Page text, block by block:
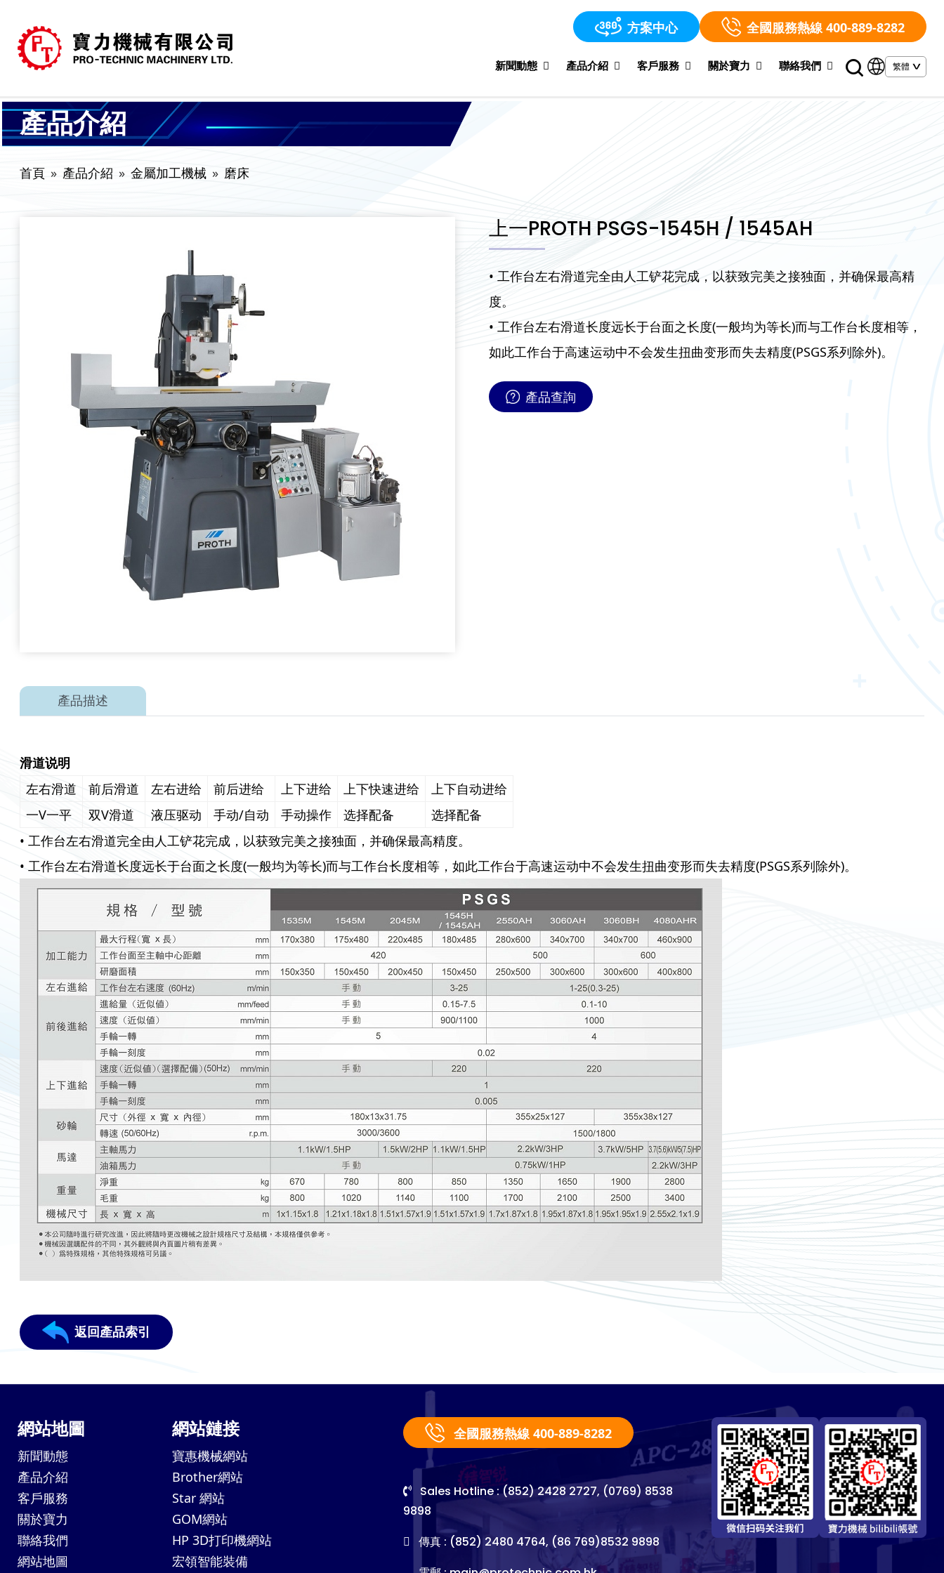
方案中心 全國服務熱線 400-889-8282
新聞動態 產品介紹 客戶服務 關於寶力 聯絡我們
產品介紹
首頁 產品介紹 金屬加工機械 磨床
上一PROTH PSGS-1545H / 1545AH
• 工作台左右滑道完全由人工铲花完成，以获致完美之接独面，并确保最高精
度。
• 工作台左右滑道长度远长于台面之长度(一般均为等长)而与工作台长度相等，
如此工作台于高速运动中不会发生扭曲变形而失去精度(PSGS系列除外)。
產品查詢
產品描述
滑道说明
左右滑道
前后滑道 左右进给 前后进给 上下进给 上下快速进给
上下自动进给
一V一平
双V滑道 液压驱动 手动/自动 手动操作 选择配备
选择配备
• 工作台左右滑道完全由人工铲花完成，以获致完美之接独面，并确保最高精度。
• 工作台左右滑道长度远长于台面之长度(一般均为等长)而与工作台长度相等，如此工作台于高速运动中不会发生扭曲变形而失去精度(PSGS系列除外)。
返回產品索引
網站地圖
新聞動態
產品介紹
客戶服務
關於寶力
聯絡我們
網站地圖
網站鏈接
寶惠機械網站
Brother網站
Star 網站
GOM網站
HP 3D打印機網站
宏領智能裝備
全國服務熱線 400-889-8282
Sales Hotline : (852) 2428 2727, (0769) 8538
9898
傳真 : (852) 2480 4764, (86 769)8532 9898